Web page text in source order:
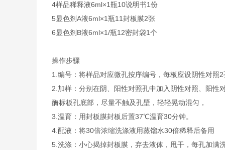
4样品稀释液6ml×1瓶10说明书1份
5显色剂A液6ml×1瓶11封板膜2张
6显色剂B液6ml×1/瓶12密封袋1个
操作步骤
1.编号：将样品对应微孔按序编号，每板应设阴性对
2.加样：分别在阴、阳性对照孔中加入阴性对照、阳
酶标板孔底部，尽量不触及孔壁，轻轻晃动混匀，
3.温育：用封板膜封板后置37℃温育30分钟。
4.配液：将30倍浓缩洗涤液用蒸馏水30倍稀释后备用
5.洗涤：小心揭掉封板膜，弃去液体，甩干，每孔加满